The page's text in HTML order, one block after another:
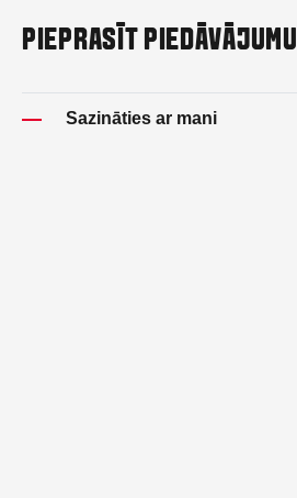
PIEPRASĪT PIEDĀVĀJUMU
Sazināties ar mani